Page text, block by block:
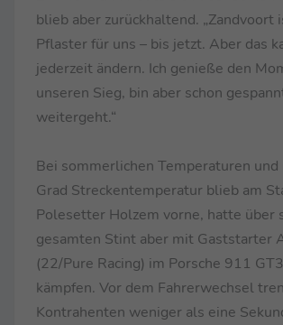
blieb aber zurückhaltend. „Zandvoort
Pflaster für uns – bis jetzt. Aber das
jederzeit ändern. Ich genieße den
unseren Sieg, bin aber schon
weitergeht.“
Bei sommerlichen Temperaturen und
Grad Streckentemperatur blieb am
Polesetter Holzem vorne, hatte über
gesamten Stint aber mit Gaststarter
(22/Pure Racing) im Porsche 911
kämpfen. Vor dem Fahrerwechsel
Kontrahenten weniger als eine